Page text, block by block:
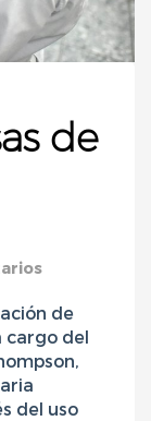
de
de
cargo del
del uso